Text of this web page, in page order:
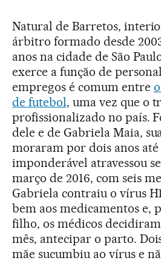
Natural de Barretos,
árbitro formado desde
anos na cidade de São
exerce a função de
empregos é comum entre
de futebol, uma vez que o
profissionalizado no país.
dele e de Gabriela Maia,
moraram por dois anos até
imponderável atravessou
março de 2016, com seis
Gabriela contraiu o vírus
bem aos medicamentos e,
filho, os médicos
mês, antecipar o parto.
mãe sucumbiu ao vírus e